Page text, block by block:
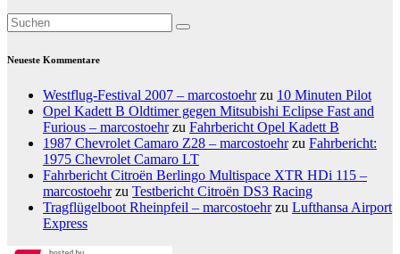
Neueste Kommentare
Westflug-Festival 2007 – marcostoehrzu 10 Minuten Pilot
Opel Kadett B Oldtimer gegen Mitsubishi Eclipse Fast and
Furious – marcostoehrzu Fahrbericht Opel Kadett B
1987 Chevrolet Camaro Z28 – marcostoehrzu Fahrbericht:
1975 Chevrolet Camaro LT
Fahrbericht Citroën Berlingo Multispace XTR HDi 115 –
marcostoehrzu Testbericht Citroën DS3 Racing
Tragflügelboot Rheinpfeil – marcostoehrzu Lufthansa Airport
Express